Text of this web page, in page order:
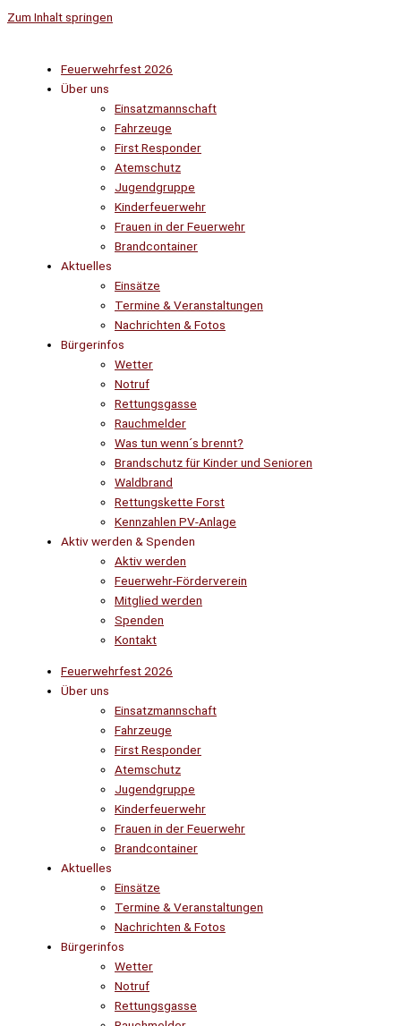
Zum Inhalt springen
Feuerwehrfest 2026
Über uns
Einsatzmannschaft
Fahrzeuge
First Responder
Atemschutz
Jugendgruppe
Kinderfeuerwehr
Frauen in der Feuerwehr
Brandcontainer
Aktuelles
Einsätze
Termine & Veranstaltungen
Nachrichten & Fotos
Bürgerinfos
Wetter
Notruf
Rettungsgasse
Rauchmelder
Was tun wenn´s brennt?
Brandschutz für Kinder und Senioren
Waldbrand
Rettungskette Forst
Kennzahlen PV-Anlage
Aktiv werden & Spenden
Aktiv werden
Feuerwehr-Förderverein
Mitglied werden
Spenden
Kontakt
Feuerwehrfest 2026
Über uns
Einsatzmannschaft
Fahrzeuge
First Responder
Atemschutz
Jugendgruppe
Kinderfeuerwehr
Frauen in der Feuerwehr
Brandcontainer
Aktuelles
Einsätze
Termine & Veranstaltungen
Nachrichten & Fotos
Bürgerinfos
Wetter
Notruf
Rettungsgasse